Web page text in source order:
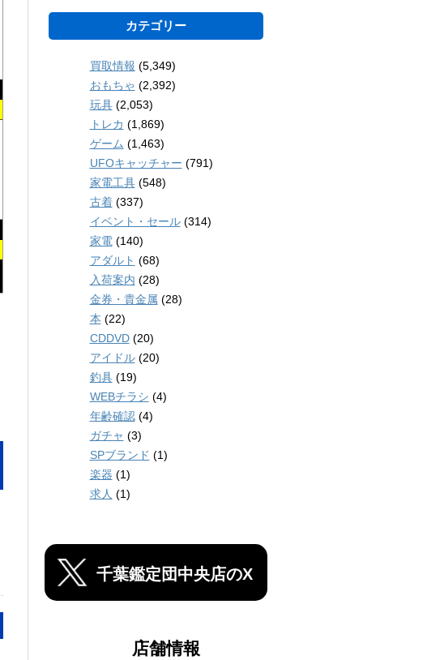
カテゴリー
買取情報 (5,349)
おもちゃ (2,392)
玩具(2,053)
トレカ (1,869)
ゲーム (1,463)
UFOキャッチャー (791)
家電工具(548)
古着(337)
イベント・セール(314)
家電(140)
アダルト (68)
入荷案内 (28)
金券・貴金属 (28)
本 (22)
CDDVD(20)
アイドル(20)
釣具(19)
WEBチラシ (4)
年齢確認(4)
ガチャ (3)
SPブランド (1)
楽器 (1)
求人 (1)
千葉鑑定団中央店のX
店舗情報